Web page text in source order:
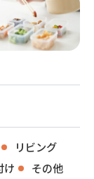
リビング
け その他